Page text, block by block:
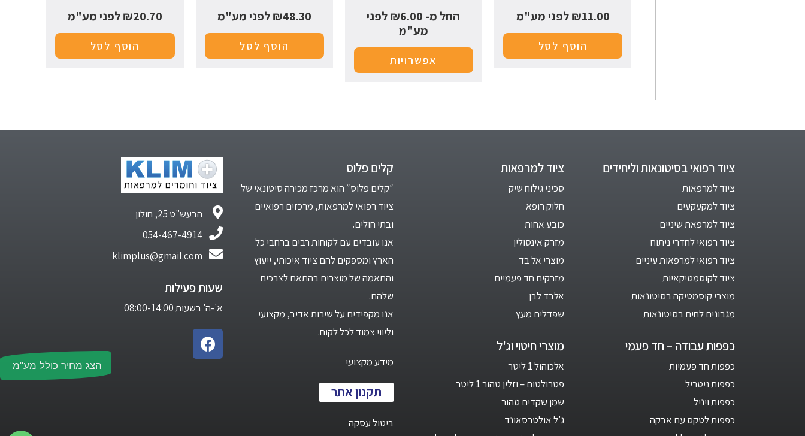
הצג מחיר כולל מע"מ
₪11.00 לפני מע"מ
הוסף לסל
החל מ- ₪6.00
לפני
מע"מ
אפשרויות
₪48.30 לפני מע"מ
הוסף לסל
₪20.70 לפני מע"מ
הוסף לסל
ציוד רפואי בסיטונאות וליחידים
ציוד למרפאות
ציוד למקעקעים
ציוד למרפאת שיניים
ציוד רפואי לחדרי ניתוח
ציוד רפואי למרפאות עיניים
ציוד לקוסמטיקאיות
מוצרי קוסמטיקה בסיטונאות
מגבונים לחים בסיטונאות
כפפות עבודה – חד פעמי
כפפות חד פעמיות
כפפות ניטריל
כפפות ויניל
כפפות לטקס עם אבקה
ציוד למרפאות
סכיני גילוח שיק
חלוק רופא
כובע אחות
מזרק אינסולין
מוצרי אל בד
מזרקים חד פעמיים
אלבד לבן
שפדלים מעץ
מוצרי חיטוי וג'ל
אלכוהול 1 ליטר
פטרולטום – וזלין טהור 1 ליטר
שמן שקדים טהור
ג'ל אולטרסאונד
קלים פלוס
״קלים פלוס״ הוא מרכז מכירה סיטונאי של
ציוד רפואי למרפאות, מרכזים רפואיים
ובתי חולים.
אנו עובדים עם לקוחות רבים ברחבי כל
הארץ ומספקים להם ציוד איכותי, ייעוץ
והתאמה של מוצרים בהתאם לצרכים
שלהם.
אנו מקפידים על שירות אדיב, מקצועי
וליווי צמוד לכל לקוח.
מידע מקצועי
תקנון אתר
ביטול עסקה
הבעש"ט 25, חולון
054-467-4914
klimplus@gmail.com
שעות פעילות
א'-ה' בשעות 08:00-14:00